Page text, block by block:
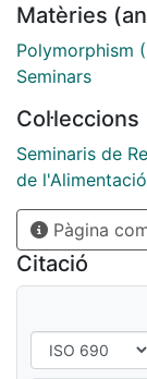
Matèries
Polymorphism
Seminars
Col·leccions
Seminaris de
de
Pàgina
Citació